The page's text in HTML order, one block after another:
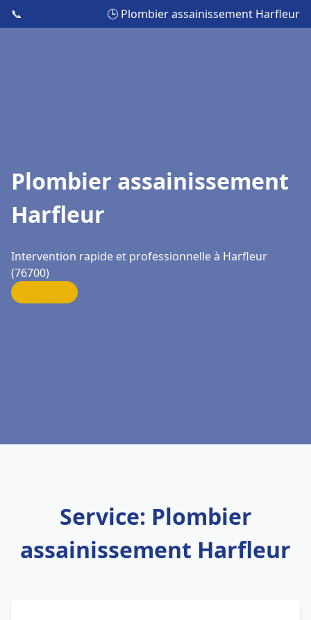
📞 🕒 Plombier assainissement Harfleur
Plombier assainissement
Harfleur
Intervention rapide et professionnelle à Harfleur
(76700)
Service: Plombier
assainissement Harfleur